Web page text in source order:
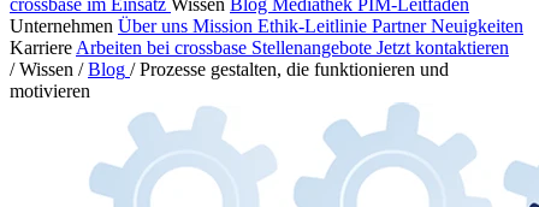
crossbase im Einsatz Wissen Blog Mediathek PIM-Leitfaden
Unternehmen Über uns Mission Ethik-Leitlinie PartnerNeuigkeiten
Karriere Arbeiten bei crossbase Stellenangebote Jetzt kontaktieren
/ Wissen / Blog / Prozesse gestalten, die funktionieren und
motivieren